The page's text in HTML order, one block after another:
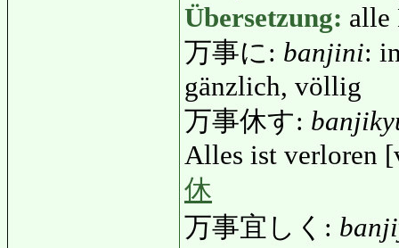
Übersetzung: alle
万事に: banjini:
gänzlich, völlig
万事休す:
Alles ist verloren
休
万事宜しく: